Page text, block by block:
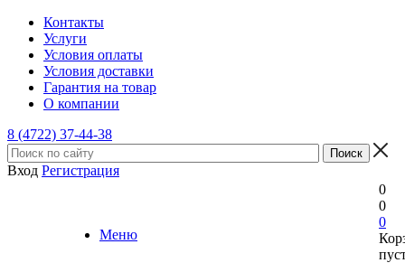
Контакты
Услуги
Условия оплаты
Условия доставки
Гарантия на товар
О компании
8 (4722) 37-44-38
Вход Регистрация
Меню
0
0
0